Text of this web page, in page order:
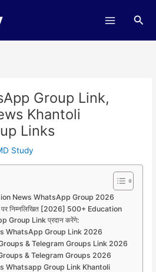
Group Link,
Khantoli
Links
Study
News WhatsApp Group 2026
निम्नलिखित [2026] 500+ Education
Group Link प्रदान करेंगे:
WhatsApp Group Link 2026
& Telegram Groups Link 2026
& Telegram Groups 2026
Whatsapp Group Link Khantoli